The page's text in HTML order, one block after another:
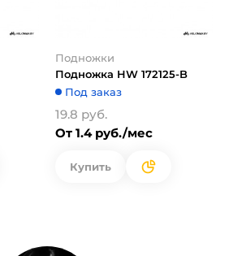
Подножки
Подножка HW 172125-B
Под заказ
19.8 руб.
От 1.4 руб./мес
Купить